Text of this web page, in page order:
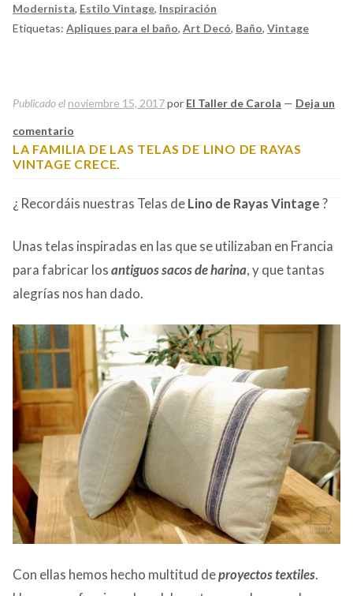
Modernista, Estilo Vintage, Inspiración
Etiquetas: Apliques para el baño, Art Decó, Baño, Vintage
Publicado el noviembre 15, 2017por El Taller de Carola — Deja un
comentario
LA FAMILIA DE LAS TELAS DE LINO DE RAYAS
VINTAGE CRECE.
¿ Recordáis nuestras Telas deLino de Rayas Vintage?
Unas telas inspiradas en las que se utilizaban en Francia
para fabricar losantiguos sacos de harina, y que tantas
alegrías nos han dado.
Con ellas hemos hecho multitud deproyectos textiles.